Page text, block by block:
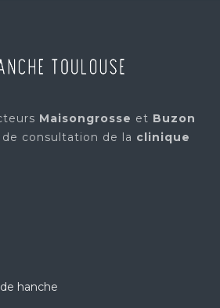
Maisongrosse et Buzon
consultation de la clinique
hanche